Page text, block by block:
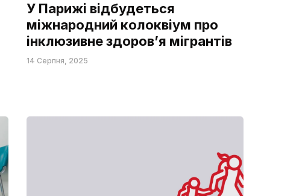
У Парижі відбудеться
міжнародний колоквіум про
інклюзивне здоров’я мігрантів
14 Серпня, 2025